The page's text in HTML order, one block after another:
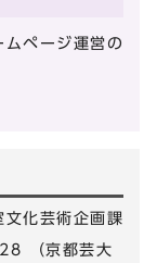
ムページ運営の
文化芸術企画課
（京都芸大